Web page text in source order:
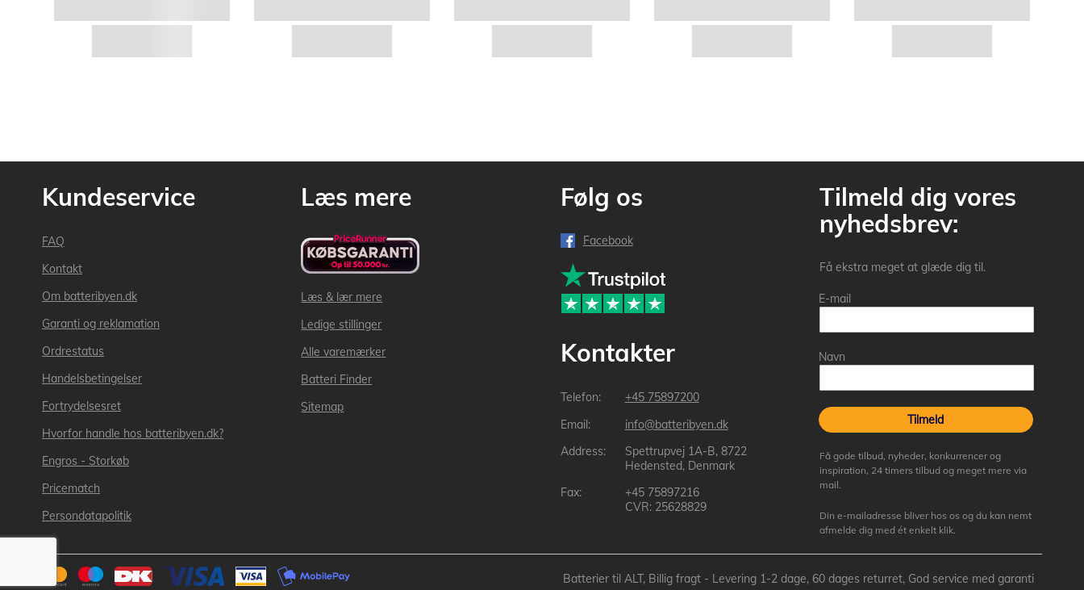
Kundeservice
FAQ
Kontakt
Om batteribyen.dk
Garanti og reklamation
Ordrestatus
Handelsbetingelser
Fortrydelsesret
Hvorfor handle hos batteribyen.dk?
Engros - Storkøb
Pricematch
Persondatapolitik
Læs mere
Læs & lær mere
Ledige stillinger
Alle varemærker
Batteri Finder
Sitemap
Følg os
Facebook
Kontakter
+45 75897200
info@batteribyen.dk
Spettrupvej 1A-B, 8722
Hedensted, Denmark
+45 75897216
CVR: 25628829
Tilmeld dig vores
nyhedsbrev:
Få ekstra meget at glæde dig til.
E-mail
Navn
Tilmeld
Få gode tilbud, nyheder, konkurrencer og
inspiration, 24 timers tilbud og meget mere via
mail.
Din e-mailadresse bliver hos os og du kan nemt
afmelde dig med ét enkelt klik.
Batterier til ALT, Billig fragt - Levering 1-2 dage, 60 dages returret, God service med garanti